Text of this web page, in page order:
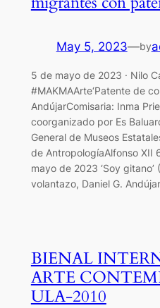
May 5, 2023—by
5 de mayo de 2023 · Nilo
#MAKMAArte‘Patente de
AndújarComisaria: Inma
coorganizado por Es
General de Museos
de AntropologíaAlfonso XII
mayo de 2023 ‘Soy gitano’
volantazo, Daniel G.
BIENAL
ARTE
ULA-2010